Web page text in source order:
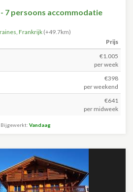
7 persoons accommodatie
, Frankrijk (+49.7km)
Prijs
€1.005
per week
€398
per weekend
€641
per midweek
Vandaag